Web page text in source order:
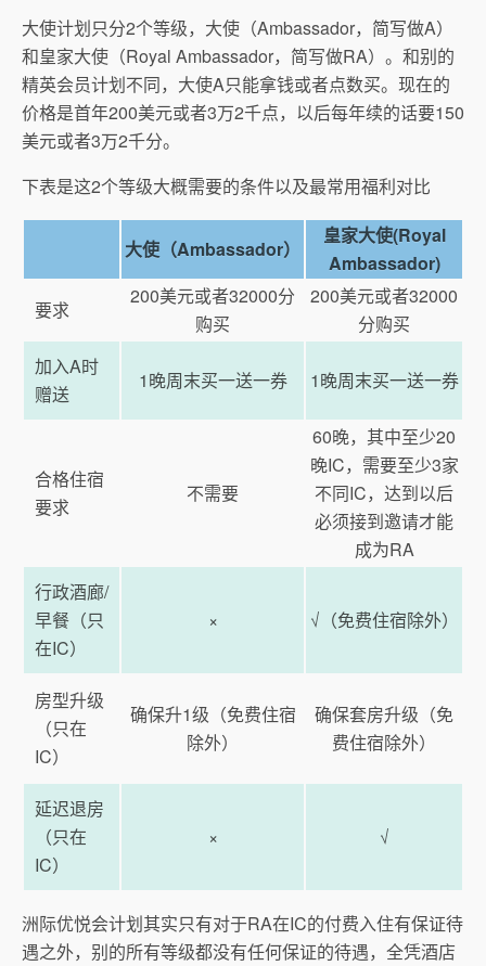
大使计划只分2个等级，大使（Ambassador，简写做A）
和皇家大使（Royal Ambassador，简写做RA）。和别的
精英会员计划不同，大使A只能拿钱或者点数买。现在的
价格是首年200美元或者3万2千点，以后每年续的话要150
美元或者3万2千分。
下表是这2个等级大概需要的条件以及最常用福利对比
大使（Ambassador）
皇家大使(Royal
Ambassador)
要求
200美元或者32000分
购买
200美元或者32000
分购买
加入A时
赠送
1晚周末买一送一券 1晚周末买一送一券
合格住宿
要求
不需要
60晚，其中至少20
晚IC，需要至少3家
不同IC，达到以后
必须接到邀请才能
成为RA
行政酒廊/
早餐（只
在IC）
× √（免费住宿除外）
房型升级
（只在
IC）
确保升1级（免费住宿
除外）
确保套房升级（免
费住宿除外）
延迟退房
（只在
IC）
× √
洲际优悦会计划其实只有对于RA在IC的付费入住有保证待
遇之外，别的所有等级都没有任何保证的待遇，全凭酒店